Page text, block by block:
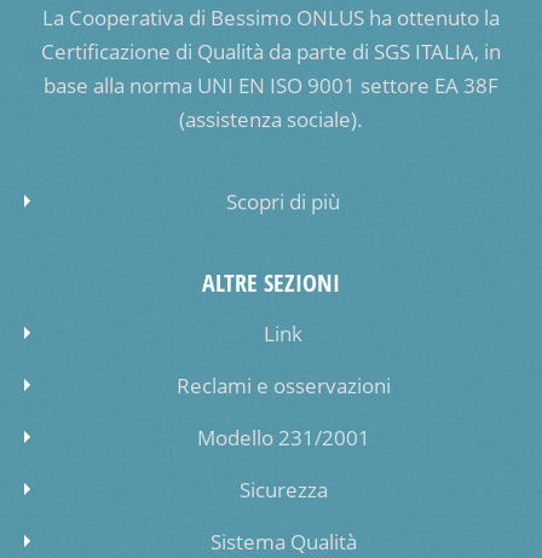
La Cooperativa di Bessimo ONLUS ha ottenuto la
Certificazione di Qualità da parte di SGS ITALIA, in
base alla norma UNI EN ISO 9001 settore EA 38F
(assistenza sociale).
Scopri di più
ALTRE SEZIONI
Link
Reclami e osservazioni
Modello 231/2001
Sicurezza
Sistema Qualità